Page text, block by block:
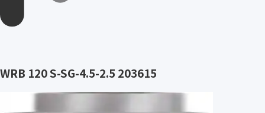
WRB 120 S-SG-4.5-2.5 203615